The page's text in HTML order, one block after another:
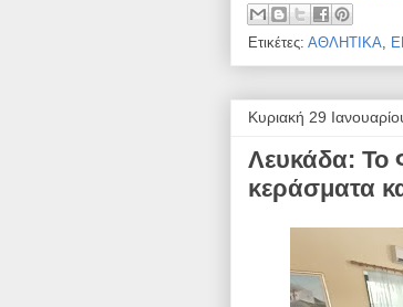
Ετικέτες: ΑΘΛΗΤΙΚΑ,
Κυριακή 29
Λευκάδα: Το
κεράσματα